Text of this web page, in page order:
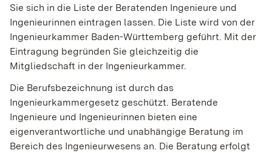
Sie sich in die Liste der Beratenden Ingenieure und
Ingenieurinnen eintragen lassen. Die Liste wird von der
Ingenieurkammer Baden-Württemberg geführt. Mit der
Eintragung begründen Sie gleichzeitig die
Mitgliedschaft in der Ingenieurkammer.
Die Berufsbezeichnung ist durch das
Ingenieurkammergesetz geschützt. Beratende
Ingenieure und Ingenieurinnen bieten eine
eigenverantwortliche und unabhängige Beratung im
Bereich des Ingenieurwesens an. Die Beratung erfolgt